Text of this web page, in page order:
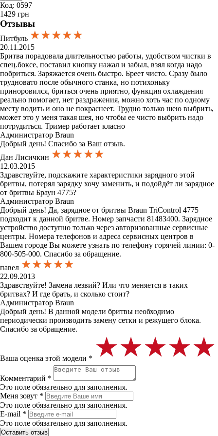
Код: 0597
1429 грн
Отзывы
Питбуль ★★★★★
★★★★★
★★★★★
20.11.2015
Бритва порадовала длительностью работы, удобством чистки в
спец.боксе, поставил кнопку нажал и забыл, взял когда надо
побриться. Заряжается очень быстро. Бреет чисто. Сразу было
трудновато после обычного станка, но потихоньку
приноровился, бриться очень приятно, функция охлаждения
реально помогает, нет раздражения, можно хоть час по одному
месту водить и оно не покраснеет. Трудно только шею выбрить,
может это у меня такая шея, но чтобы ее чисто выбрить надо
потрудиться. Тример работает класно
Администратор Braun
Добрый день! Спасибо за Ваш отзыв.
Дан Лисичкин ★★★★★
★★★★★
★★★★★
12.03.2015
Здравствуйте, подскажите характеристики зарядного этой
бритвы, потерял зарядку хочу заменить, и подойдёт ли зарядное
от бритвы Браун 4775?
Администратор Braun
Добрый день! Да, зарядное от бритвы Braun TriControl 4775
подходит к данной бритве. Номер запчасти 81483400. Зарядное
устройство доступно только через авторизованные сервисные
центры. Номера телефонов и адреса сервисных центров в
Вашем городе Вы можете узнать по телефону горячей линии: 0-
800-505-000. Спасибо за обращение.
павел ★★★★★
★★★★★
★★★★★
22.09.2013
Здравствуйте! Замена лезвий? Или что меняется в таких
бритвах? И где брать, и сколько стоит?
Администратор Braun
Добрый день! В данной модели бритвы необходимо
периодически производить замену сетки и режущего блока.
Спасибо за обращение.
Ваша оценка этой модели * ★★★★★
★★★★★
★★★★★
Комментарий *
Это поле обязательно для заполнения.
Меня зовут *
Это поле обязательно для заполнения.
E-mail *
Это поле обязательно для заполнения.